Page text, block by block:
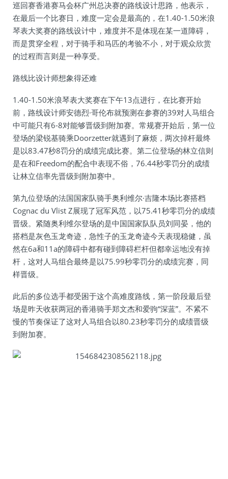
巡回赛香港赛马会杯广州总决赛的路线设计思路，他表示，
在最后一个比赛日，难度一定会是最高的，在1.40-1.50米浪
琴表大奖赛的路线设计中，难度并不是体现在某一道障碍，
而是贯穿全程，对于骑手和马匹的考验不小，对于观众欣赏
的过程而言则是一种享受。
路线比设计师想象得还难
1.40-1.50米浪琴表大奖赛在下午13点进行，在比赛开始
前，路线设计师安德烈·哥伦布就预测在参赛的39对人马组合
中可能只有6-8对能够晋级到附加赛。常规赛开始后，第一位
登场的梁锐基骑乘Doorzetter就遇到了麻烦，两次掉杆最终
是以83.47秒8罚分的成绩完成比赛。第二位登场的林立信则
是在和Freedom的配合中表现不俗，76.44秒零罚分的成绩
让林立信率先晋级到附加赛中。
第九位登场的法国国家队骑手奥利维尔·吉隆本场比赛搭档
Cognac du Vlist Z展现了冠军风范，以75.41秒零罚分的成绩
晋级。紧随奥利维尔登场的是中国国家队队员刘同晏，他的
搭档是灰色玉龙奇迹，急性子的玉龙奇迹今天表现稳健，虽
然在6a和11a的障碍中都有碰到障碍栏杆但都幸运地没有掉
杆，这对人马组合最终是以75.99秒零罚分的成绩完赛，同
样晋级。
此后的多位选手都受困于这个高难度路线，第一阶段最后登
场是昨天收获两冠的香港骑手郑文杰和爱驹“深蓝”。不紧不
慢的节奏保证了这对人马组合以80.23秒零罚分的成绩晋级
到附加赛。